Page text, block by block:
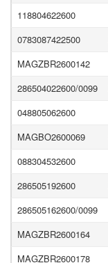
118804622600
0783087422500
MAGZBR2600142
286504022600/0099
048805062600
MAGBO2600069
088304532600
286505192600
286505162600/0099
MAGZBR2600164
MAGZBR2600178